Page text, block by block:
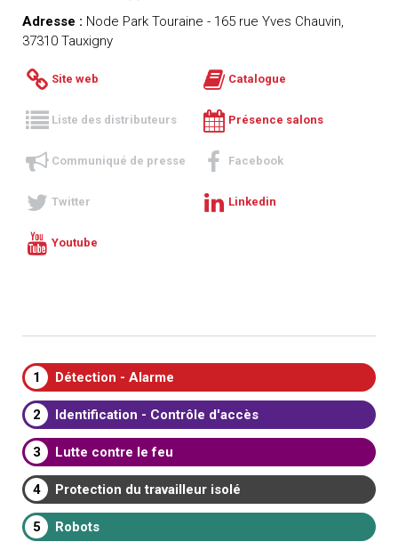
Adresse : Node Park Touraine - 165 rue Yves Chauvin,
37310 Tauxigny
Site web Catalogue
Liste des distributeurs Présence salons
Communiqué de presse Facebook
Twitter Linkedin
Youtube
1 Détection - Alarme
2 Identification - Contrôle d'accès
3 Lutte contre le feu
4 Protection du travailleur isolé
5 Robots